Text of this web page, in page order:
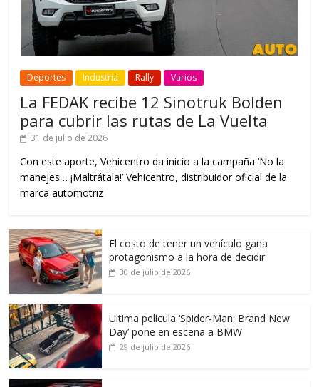
Deportes Industria Rally Varios
La FEDAK recibe 12 Sinotruk Bolden
para cubrir las rutas de La Vuelta
31 de julio de 2026
Con este aporte, Vehicentro da inicio a la campaña ‘No la
manejes… ¡Maltrátala!’ Vehicentro, distribuidor oficial de la
marca automotriz
El costo de tener un vehículo gana
protagonismo a la hora de decidir
30 de julio de 2026
Ultima película ‘Spider‑Man: Brand New
Day’ pone en escena a BMW
29 de julio de 2026